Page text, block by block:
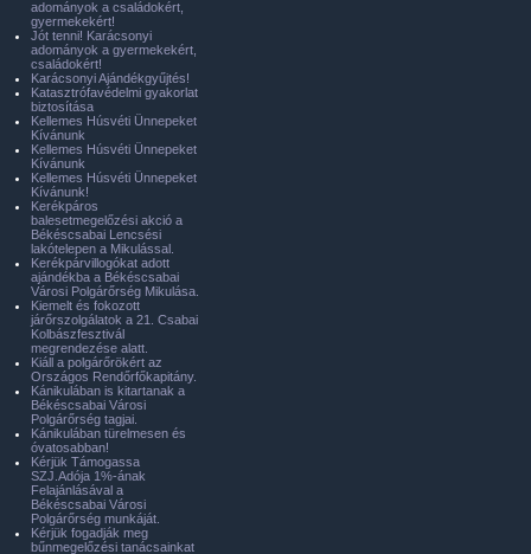
adományok a családokért,
gyermekekért!
Jót tenni! Karácsonyi
adományok a gyermekekért,
családokért!
Karácsonyi Ajándékgyűjtés!
Katasztrófavédelmi gyakorlat
biztosítása
Kellemes Húsvéti Ünnepeket
Kívánunk
Kellemes Húsvéti Ünnepeket
Kívánunk
Kellemes Húsvéti Ünnepeket
Kívánunk!
Kerékpáros
balesetmegelőzési akció a
Békéscsabai Lencsési
lakótelepen a Mikulással.
Kerékpárvillogókat adott
ajándékba a Békéscsabai
Városi Polgárőrség Mikulása.
Kiemelt és fokozott
járőrszolgálatok a 21. Csabai
Kolbászfesztivál
megrendezése alatt.
Kiáll a polgárőrökért az
Országos Rendőrfőkapitány.
Kánikulában is kitartanak a
Békéscsabai Városi
Polgárőrség tagjai.
Kánikulában türelmesen és
óvatosabban!
Kérjük Támogassa
SZJ.Adója 1%-ának
Felajánlásával a
Békéscsabai Városi
Polgárőrség munkáját.
Kérjük fogadják meg
bűnmegelőzési tanácsainkat